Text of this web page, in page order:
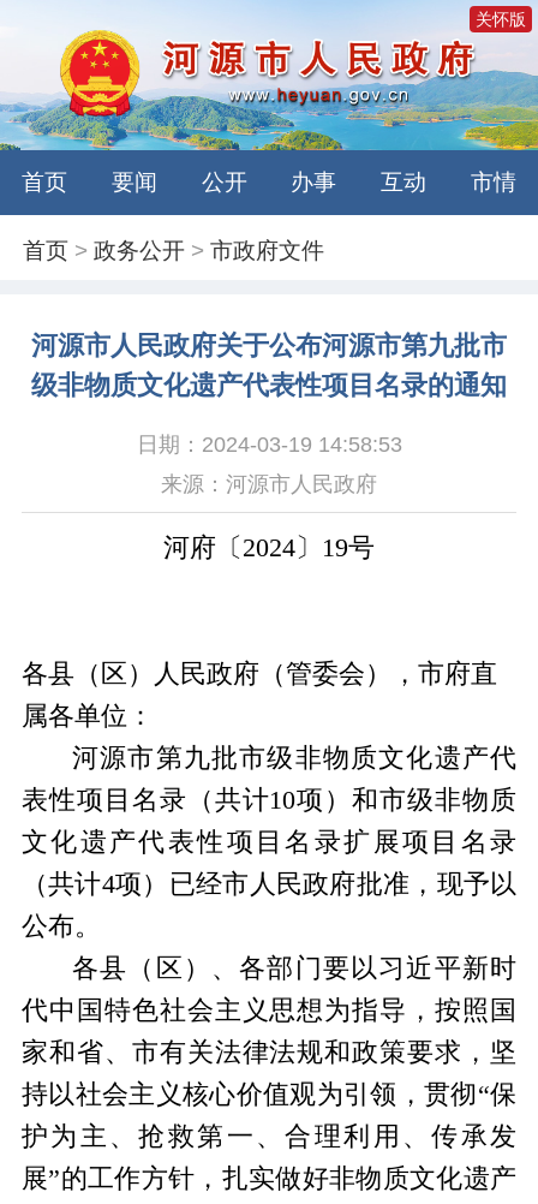
关怀版
首页 要闻 公开 办事 互动 市情
首页 >政务公开 >市政府文件
河源市人民政府关于公布河源市第九批市
级非物质文化遗产代表性项目名录的通知
日期：2024-03-19 14:58:53
来源：河源市人民政府
河府〔 2024 〕 19号
各县 （ 区 ） 人民政府 （管委会），市府直
属各单位 ：
河源市第九批市级非物质文化遗产代
表性项目名录（共计10项 ）和市级非物质
文化遗产代表性项目名录扩展项目名录
（共计4项） 已经市人民政府批准，现予以
公布。
各县（区）、各部门要 以习近平新时
代中国特色社会主义思想为指导 ，按照 国
家和省、市有关法律法规和政策要求 ，坚
持以社会主义核心价值观为引领，贯彻“保
护为主、抢救第一、合理利用、传承发
展”的工作方针，扎实做好非物质文化遗产